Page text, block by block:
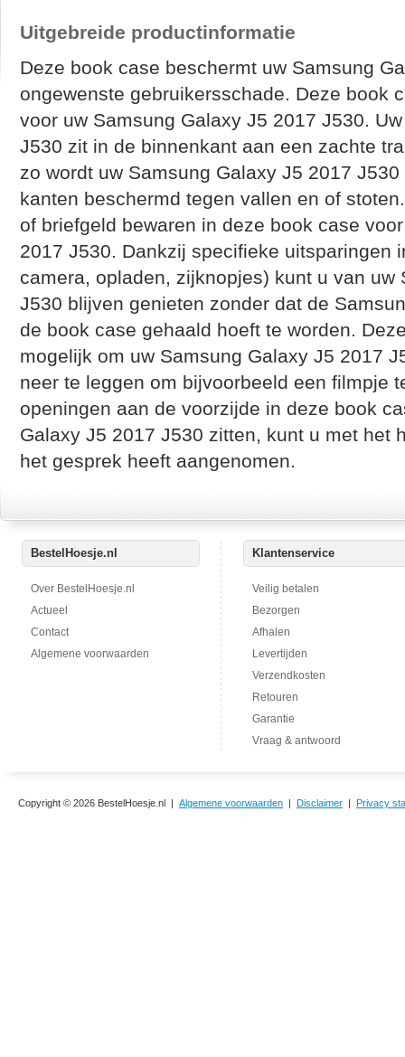
Uitgebreide productinformatie
Deze book case beschermt uw Samsung
ongewenste gebruikersschade. Deze book
voor uw Samsung Galaxy J5 2017 J530.
J530 zit in de binnenkant aan een zachte
zo wordt uw Samsung Galaxy J5 2017
kanten beschermd tegen vallen en of
of briefgeld bewaren in deze book case
2017 J530. Dankzij specifieke uitsparingen
camera, opladen, zijknopjes) kunt u van uw
J530 blijven genieten zonder dat de
de book case gehaald hoeft te worden.
mogelijk om uw Samsung Galaxy J5 2017
neer te leggen om bijvoorbeeld een filmpje
openingen aan de voorzijde in deze book
Galaxy J5 2017 J530 zitten, kunt u met het
het gesprek heeft aangenomen.
BestelHoesje.nl
Over BestelHoesje.nl
Actueel
Contact
Algemene voorwaarden
Klantenservice
Veilig betalen
Bezorgen
Afhalen
Levertijden
Verzendkosten
Retouren
Garantie
Vraag & antwoord
Copyright © 2026 BestelHoesje.nl | Algemene voorwaarden | Disclaimer | Privacy